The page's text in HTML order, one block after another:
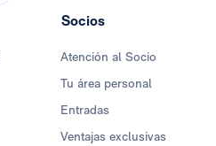
Socios
Atención al Socio
Tu área personal
Entradas
Ventajas exclusivas